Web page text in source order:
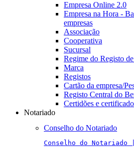
Empresa Online 2.0
Empresa na Hora -
empresas
Associação
Cooperativa
Sucursal
Regime do Registo
Marca
Registos
Cartão da empresa/
Registo Central do
Certidões e
Notariado
Conselho do Notariado
Conselho do